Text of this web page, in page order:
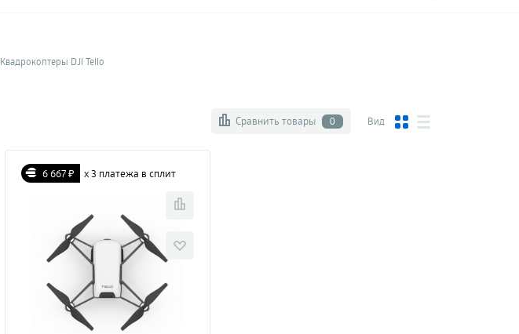
Квадрокоптеры DJI Tello
Сравнить товары 0 Вид
6 667 ₽ х 3 платежа в сплит